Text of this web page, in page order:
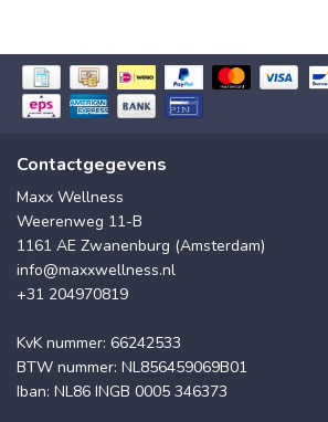
Contactgegevens
Maxx Wellness
Weerenweg 11-B
1161 AE Zwanenburg (Amsterdam)
info@maxxwellness.nl
+31 204970819
KvK nummer: 66242533
BTW nummer: NL856459069B01
Iban: NL86 INGB 0005 346373